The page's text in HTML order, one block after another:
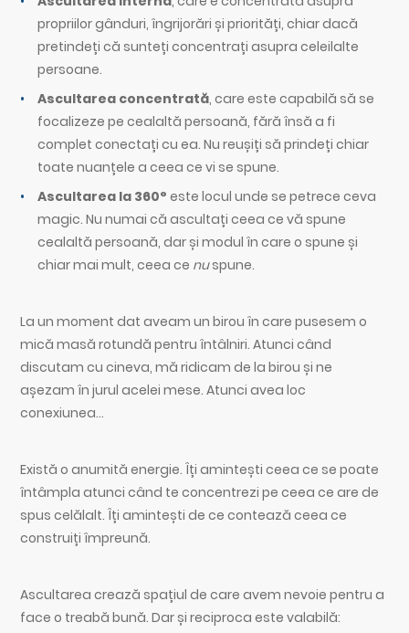
propriilor gânduri, îngrijorări și priorități, chiar dacă
pretindeți că sunteți concentrați asupra celeilalte
persoane.
Ascultarea concentrată, care este capabilă să se
focalizeze pe cealaltă persoană, fără însă a fi
complet conectați cu ea. Nu reușiți să prindeți chiar
toate nuanțele a ceea ce vi se spune.
Ascultarea la 360° este locul unde se petrece ceva
magic. Nu numai că ascultați ceea ce vă spune
cealaltă persoană, dar și modul în care o spune și
chiar mai mult, ceea ce nuspune.
La un moment dat aveam un birou în care pusesem o
mică masă rotundă pentru întâlniri. Atunci când
discutam cu cineva, mă ridicam de la birou și ne
așezam în jurul acelei mese. Atunci avea loc
conexiunea…
Există o anumită energie. Îți amintești ceea ce se poate
întâmpla atunci când te concentrezi pe ceea ce are de
spus celălalt. Îți amintești de ce contează ceea ce
construiți împreună.
Ascultarea crează spațiul de care avem nevoie pentru a
face o treabă bună. Dar și reciproca este valabilă: